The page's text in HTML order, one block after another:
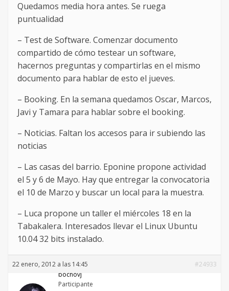
Quedamos media hora antes. Se ruega
puntualidad
– Test de Software. Comenzar documento
compartido de cómo testear un software,
hacernos preguntas y compartirlas en el mismo
documento para hablar de esto el jueves.
– Booking. En la semana quedamos Oscar, Marcos,
Javi y Tamara para hablar sobre el booking.
– Noticias. Faltan los accesos para ir subiendo las
noticias
– Las casas del barrio. Eponine propone actividad
el 5 y 6 de Mayo. Hay que entregar la convocatoria
el 10 de Marzo y buscar un local para la muestra.
– Luca propone un taller el miércoles 18 en la
Tabakalera. Interesados llevar el Linux Ubuntu
10.04 32 bits instalado.
22 enero, 2012 a las 14:45
#24933
bochovj
Participante